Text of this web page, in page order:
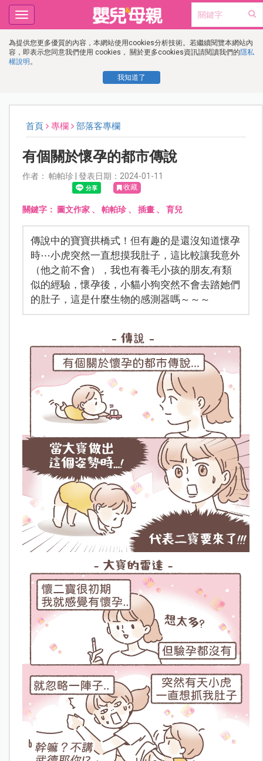
為提供您更多優質的內容，本網站使用cookies分析技術。若繼續閱覽本網站內
容，即表示您同意我們使用 cookies， 關於更多cookies資訊請閱讀我們的隱私
權說明 。
我知道了
Toggle
navigation
首頁 專欄 部落客專欄
有個關於懷孕的都市傳說
作者： 帕帕珍 | 發表日期：2024-01-11
收藏
關鍵字： 圖文作家、 帕帕珍、 插畫、 育兒
傳說中的寶寶拱橋式！但有趣的是還沒知道懷孕
時⋯小虎突然一直想摸我肚子，這比較讓我意外
（他之前不會），我也有養毛小孩的朋友,有類
似的經驗，懷孕後，小貓小狗突然不會去踏她們
的肚子，這是什麼生物的感測器嗎～～～